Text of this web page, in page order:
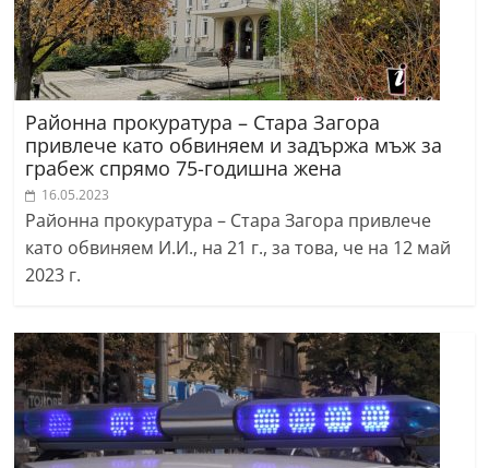
Районна прокуратура – Стара Загора
привлече като обвиняем и задържа мъж за
грабеж спрямо 75-годишна жена
16.05.2023
Районна прокуратура – Стара Загора привлече
като обвиняем И.И., на 21 г., за това, че на 12 май
2023 г.